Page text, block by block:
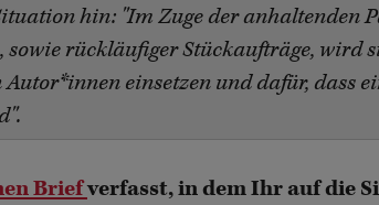
hin: "Im Zuge der anhaltenden
sowie rückläufiger Stückaufträge, wird
einsetzen und dafür, dass
Briefverfasst, in dem Ihr auf die